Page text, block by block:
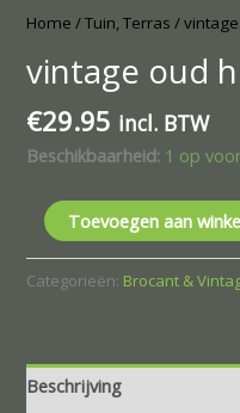
Home /Tuin, Terras /
vintage oud
€29.95 incl. BTW
Beschikbaarheid: 1 op
Toevoegen aan
Categorieën: Brocant &
Beschrijving